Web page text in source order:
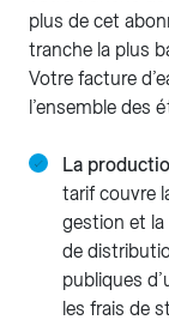
plus de cet
tranche la plus
Votre facture
l’ensemble des
La
tarif couvre
gestion et
de
publiques
les frais de